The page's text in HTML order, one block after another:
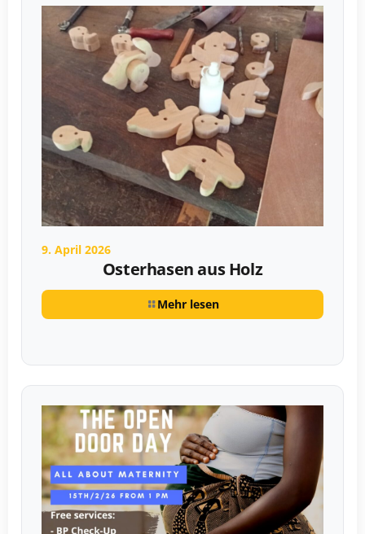
9. April 2026
Osterhasen aus Holz
Mehr lesen